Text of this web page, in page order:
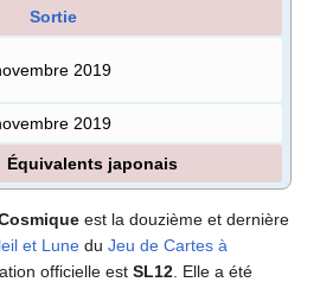
Sortie
2019
2019
Équivalents japonais
est la douzième et dernière
et Lune du Jeu de Cartes à
officielle est SL12 . Elle a été